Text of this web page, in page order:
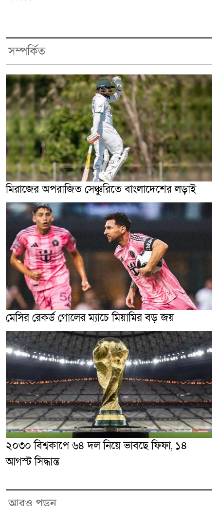
সম্পর্কিত
মিরাজের অপরাজিত সেঞ্চুরিতে বাংলাদেশের লড়াই
মেসির রেকর্ড গোলের ম্যাচে মিয়ামির বড় জয়
২০৩০ বিশ্বকাপে ৬৪ দল নিয়ে ভাবছে ফিফা, ১৪
আগস্ট সিদ্ধান্ত